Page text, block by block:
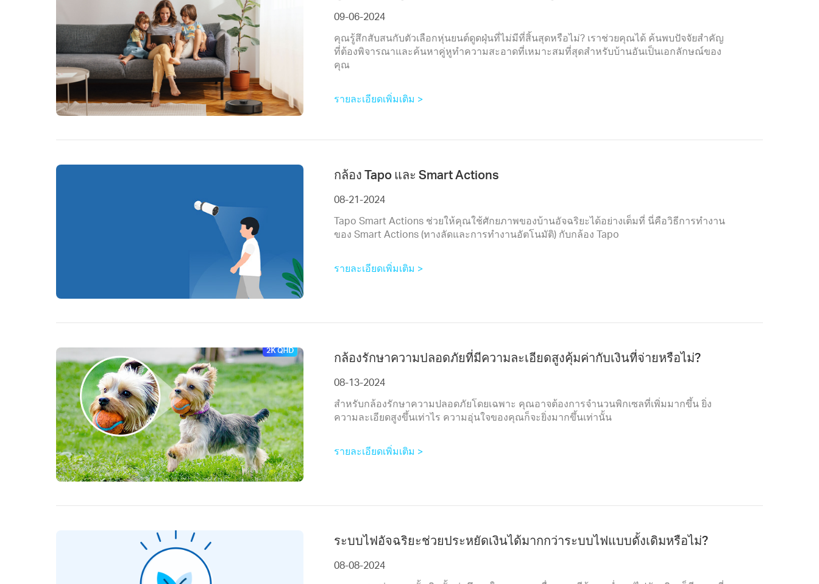
09-06-2024
คุณรู้สึกสับสนกับตัวเลือกหุ่นยนต์ดูดฝุ่นที่ไม่มีที่สิ้นสุดหรือไม่? เราช่วยคุณได้ ค้นพบปัจจัยสำคัญ
ที่ต้องพิจารณาและค้นหาคู่หูทำความสะอาดที่เหมาะสมที่สุดสำหรับบ้านอันเป็นเอกลักษณ์ของ
คุณ
รายละเอียดเพิ่มเติม >
กล้อง Tapo และ Smart Actions
08-21-2024
Tapo Smart Actions ช่วยให้คุณใช้ศักยภาพของบ้านอัจฉริยะได้อย่างเต็มที่ นี่คือวิธีการทำงาน
ของ Smart Actions (ทางลัดและการทำงานอัตโนมัติ) กับกล้อง Tapo
รายละเอียดเพิ่มเติม >
กล้องรักษาความปลอดภัยที่มีความละเอียดสูงคุ้มค่ากับเงินที่จ่ายหรือไม่?
08-13-2024
สำหรับกล้องรักษาความปลอดภัยโดยเฉพาะ คุณอาจต้องการจำนวนพิกเซลที่เพิ่มมากขึ้น ยิ่ง
ความละเอียดสูงขึ้นเท่าไร ความอุ่นใจของคุณก็จะยิ่งมากขึ้นเท่านั้น
รายละเอียดเพิ่มเติม >
ระบบไฟอัจฉริยะช่วยประหยัดเงินได้มากกว่าระบบไฟแบบดั้งเดิมหรือไม่?
08-08-2024